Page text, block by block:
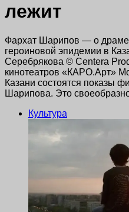
лежит
Фархат Шарипов — о драме
героиновой эпидемии в
Серебрякова © Centera
кинотеатров «КАРО.Арт»
Казани состоятся показы
Шарипова. Это
Культура